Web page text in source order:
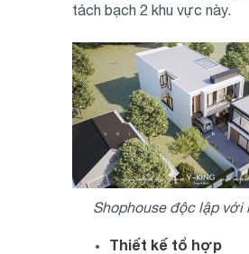
tách bạch 2 khu vực này.
Shophouse độc lập với
Thiết kế tổ hợp